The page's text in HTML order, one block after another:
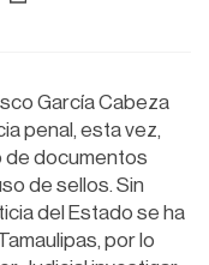
García Cabeza
penal, esta vez,
de documentos
de sellos. Sin
del Estado se ha
por lo